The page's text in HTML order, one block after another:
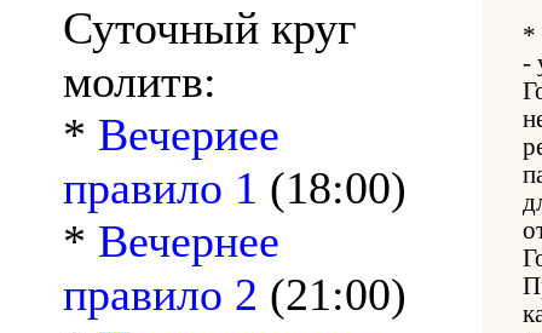
Суточный круг
молитв:
* Вечериее
правило 1 (18:00)
* Вечернее
правило 2 (21:00)
*
-